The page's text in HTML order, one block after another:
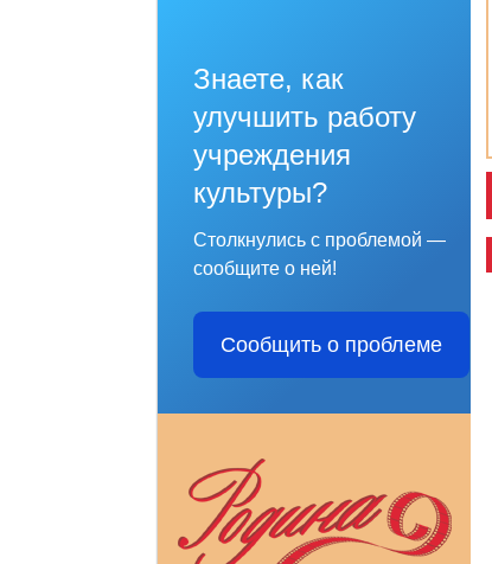
Знаете, как
улучшить работу
учреждения
культуры?
Столкнулись с проблемой —
сообщите о ней!
Сообщить о проблеме